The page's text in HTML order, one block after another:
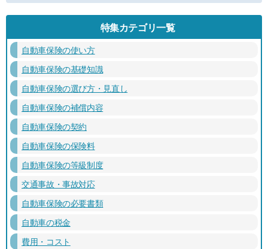
特集カテゴリ一覧
自動車保険の使い方
自動車保険の基礎知識
自動車保険の選び方・見直し
自動車保険の補償内容
自動車保険の契約
自動車保険の保険料
自動車保険の等級制度
交通事故・事故対応
自動車保険の必要書類
自動車の税金
費用・コスト